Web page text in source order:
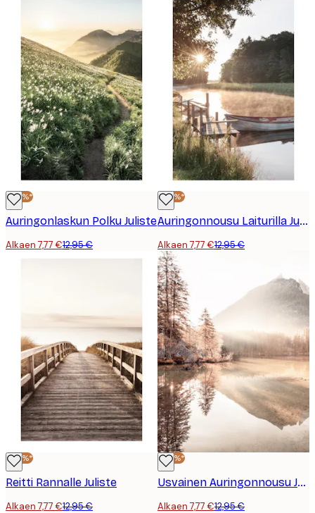
-40%*
Auringonlaskun Polku Juliste
Alkaen 7,77 €12,95 €
-40%*
Auringonnousu Laiturilla Juliste
Alkaen 7,77 €12,95 €
-40%*
Reitti Rannalle Juliste
Alkaen 7,77 €12,95 €
-40%*
Usvainen Auringonnousu Juliste
Alkaen 7,77 €12,95 €